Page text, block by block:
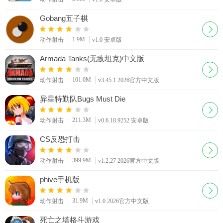
Gobang五子棋
动作射击 1.9M v1.0 安卓版
Armada Tanks(无敌坦克)中文版
动作射击 101.0M v3.45.1 2026官方中文版
异星特勤队Bugs Must Die
动作射击 211.3M v0.6.18.9252 安卓版
CS反恐打击
动作射击 399.9M v1.2.27 2026官方中文版
phive手机版
动作射击 31.9M v1.0 2026官方中文版
死亡之塔格斗游戏